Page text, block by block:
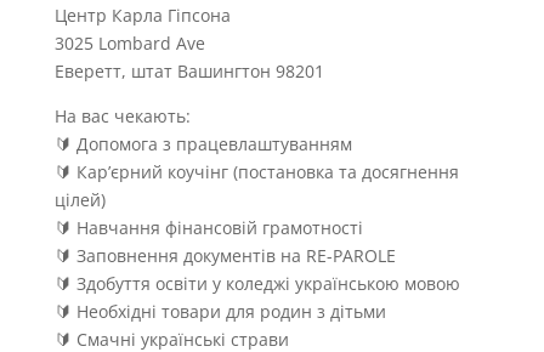
Центр Карла Гіпсона
3025 Lombard Ave
Еверетт, штат Вашингтон 98201
На вас чекають:
🔰 Допомога з працевлаштуванням
🔰 Кар’єрний коучінг (постановка та досягнення
цілей)
🔰 Навчання фінансовій грамотності
🔰 Заповнення документів на RE-PAROLE
🔰 Здобуття освіти у коледжі українською мовою
🔰 Необхідні товари для родин з дітьми
🔰 Смачні українські страви